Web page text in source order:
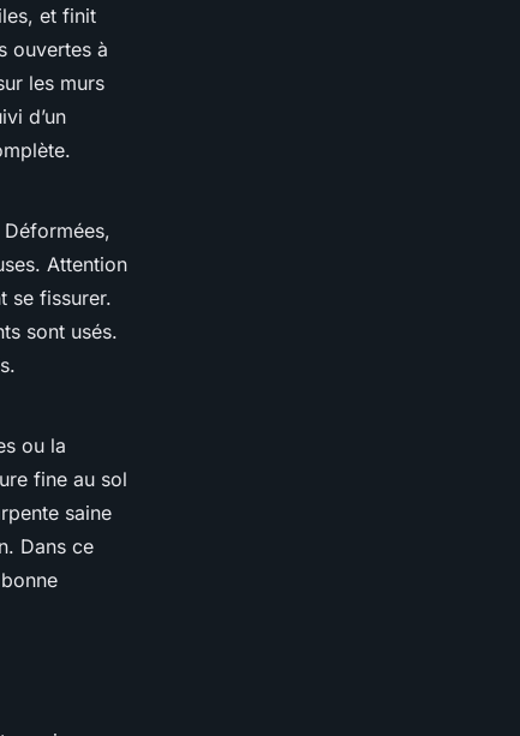
et finit
ouvertes à
les murs
d’un
Attention
se fissurer.
sont usés.
ou la
fine au sol
saine
Dans ce